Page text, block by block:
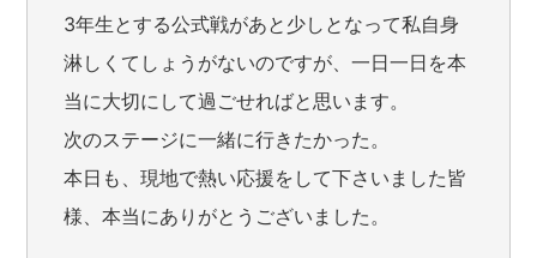
3年生とする公式戦があと少しとなって私自身
淋しくてしょうがないのですが、一日一日を本
当に大切にして過ごせればと思います。
次のステージに一緒に行きたかった。
本日も、現地で熱い応援をして下さいました皆
様、本当にありがとうございました。